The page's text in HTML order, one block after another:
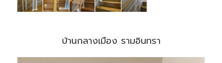
บ้านกลางเมือง รามอินทรา